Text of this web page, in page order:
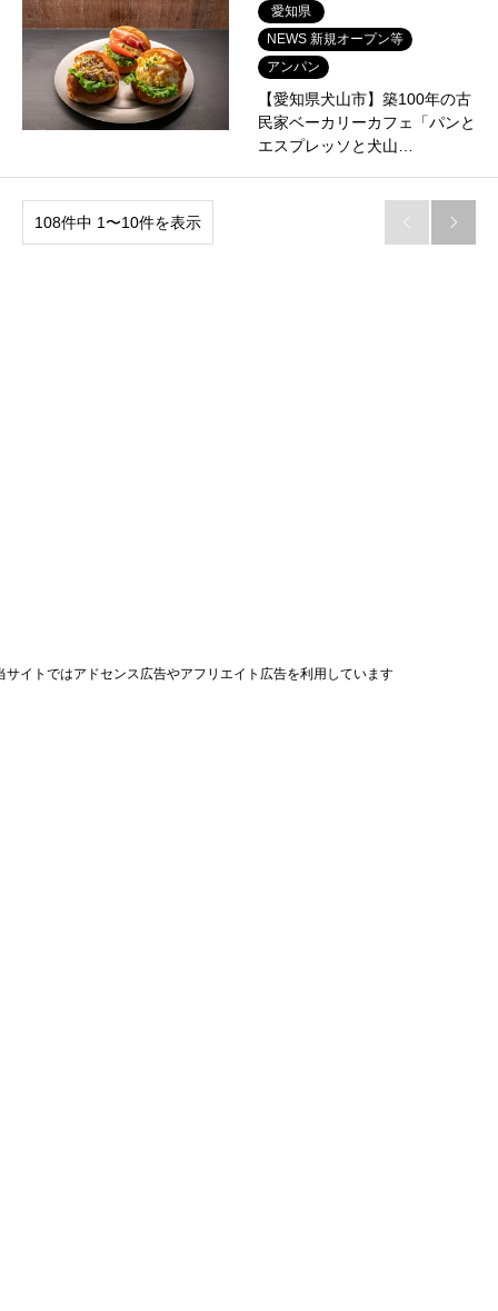
愛知県
NEWS 新規オープン等
アンパン
【愛知県犬山市】築100年の古
民家ベーカリーカフェ「パンと
エスプレッソと犬山…
108件中 1〜10件を表示  
サイトではアドセンス広告やアフリエイト広告を利用しています